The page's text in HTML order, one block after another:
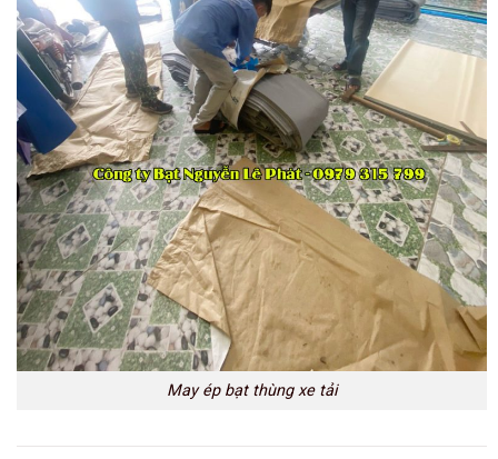
May ép bạt thùng xe tải